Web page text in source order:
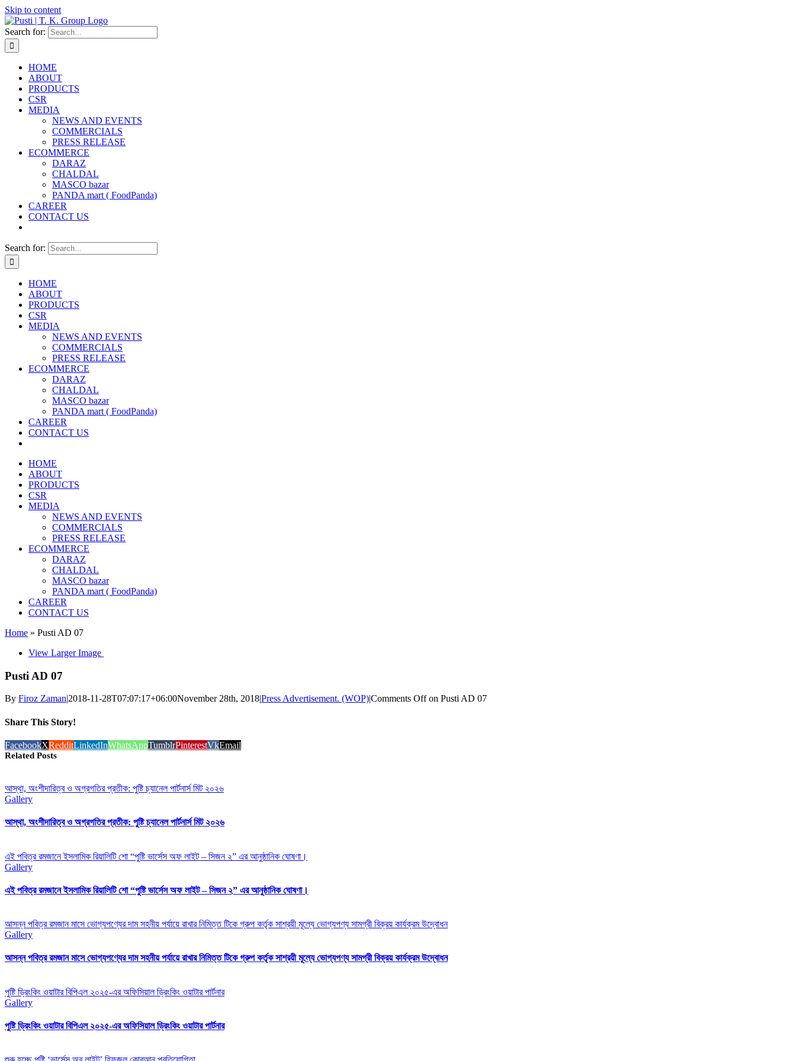
Skip to content
Search for:
HOME
ABOUT
PRODUCTS
CSR
MEDIA
NEWS AND EVENTS
COMMERCIALS
PRESS RELEASE
ECOMMERCE
DARAZ
CHALDAL
MASCO bazar
PANDA mart ( FoodPanda)
CAREER
CONTACT US
Search for:
HOME
ABOUT
PRODUCTS
CSR
MEDIA
NEWS AND EVENTS
COMMERCIALS
PRESS RELEASE
ECOMMERCE
DARAZ
CHALDAL
MASCO bazar
PANDA mart ( FoodPanda)
CAREER
CONTACT US
HOME
ABOUT
PRODUCTS
CSR
MEDIA
NEWS AND EVENTS
COMMERCIALS
PRESS RELEASE
ECOMMERCE
DARAZ
CHALDAL
MASCO bazar
PANDA mart ( FoodPanda)
CAREER
CONTACT US
Home » Pusti AD 07
View Larger Image
Pusti AD 07
By Firoz Zaman|2018-11-28T07:07:17+06:00November 28th, 2018|Press Advertisement. (WOP)|Comments Offon Pusti AD 07
Share This Story!
FacebookXRedditLinkedInWhatsAppTumblrPinterestVkEmail
Related Posts
আস্থা, অংশীদারিত্ব ও অগ্রগতির প্রতীক: পুষ্টি চ্যানেল পার্টনার্স মিট ২০২৬
Gallery
আস্থা, অংশীদারিত্ব ও অগ্রগতির প্রতীক: পুষ্টি চ্যানেল পার্টনার্স মিট ২০২৬
এই পবিত্র রমজানে ইসলামিক রিয়ালিটি শো “পুষ্টি ভার্সেস অফ লাইট – সিজন ২” এর আনুষ্ঠানিক ঘোষণা।
Gallery
এই পবিত্র রমজানে ইসলামিক রিয়ালিটি শো “পুষ্টি ভার্সেস অফ লাইট – সিজন ২” এর আনুষ্ঠানিক ঘোষণা।
আসন্ন পবিত্র রমজান মাসে ভোগ্যপণ্যের দাম সহনীয় পর্যায়ে রাখার নিমিত্ত টিকে গ্রুপ কর্তৃক সাশ্রয়ী মূল্যে ভোগ্যপণ্য সামগ্রী বিক্রয় কার্যক্রম উদ্বোধন
Gallery
আসন্ন পবিত্র রমজান মাসে ভোগ্যপণ্যের দাম সহনীয় পর্যায়ে রাখার নিমিত্ত টিকে গ্রুপ কর্তৃক সাশ্রয়ী মূল্যে ভোগ্যপণ্য সামগ্রী বিক্রয় কার্যক্রম উদ্বোধন
পুষ্টি ড্রিংকিং ওয়াটার বিপিএল ২০২৫-এর অফিসিয়াল ড্রিংকিং ওয়াটার পার্টনার
Gallery
পুষ্টি ড্রিংকিং ওয়াটার বিপিএল ২০২৫-এর অফিসিয়াল ড্রিংকিং ওয়াটার পার্টনার